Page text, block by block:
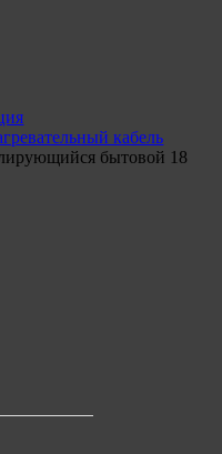
кабель
бытовой 18